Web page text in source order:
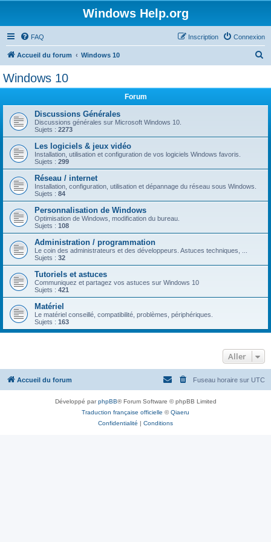
Windows Help.org
FAQ Connexion
Inscription
Accueil du forum Windows 10
e
Windows 10
Forum
Discussions Générales
Discussions générales sur Microsoft Windows 10.
Sujets : 2273
Les logiciels & jeux vidéo
Installation, utilisation et configuration de vos logiciels Windows favoris.
Sujets : 299
Réseau / internet
Installation, configuration, utilisation et dépannage du réseau sous Windows.
Sujets : 84
Personnalisation de Windows
Optimisation de Windows, modification du bureau.
Sujets : 108
Administration / programmation
Le coin des administrateurs et des développeurs. Astuces techniques, ...
Sujets : 32
Tutoriels et astuces
Communiquez et partagez vos astuces sur Windows 10
Sujets : 421
Matériel
Le matériel conseillé, compatibilité, problèmes, périphériques.
Sujets : 163
Aller
Accueil du forum Fuseau horaire sur UTC
Développé parphpBB® Forum Software © phpBB Limited
Traduction française officielle ©Qiaeru
Confidentialité | Conditions